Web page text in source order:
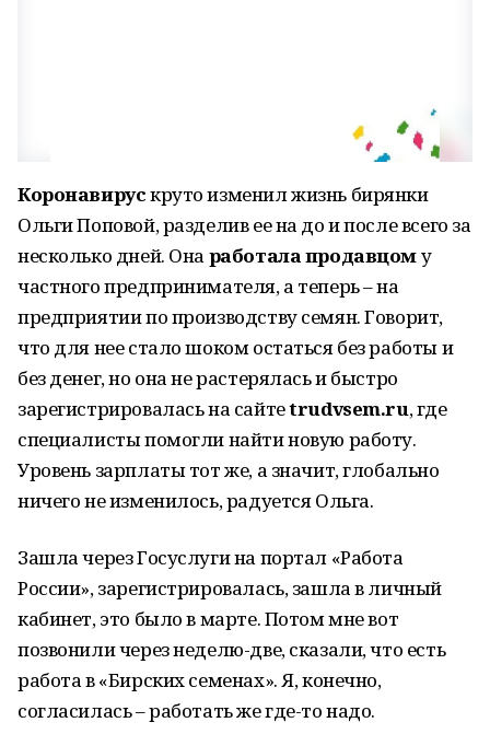
Коронавирускруто изменил жизнь бирянки
Ольги Поповой, разделив ее на до и после всего за
несколько дней. Она работала продавцому
частного предпринимателя, а теперь – на
предприятии по производству семян. Говорит,
что для нее стало шоком остаться без работы и
без денег, но она не растерялась и быстро
зарегистрировалась на сайтеtrudvsem.ru, где
специалисты помогли найти новую работу.
Уровень зарплаты тот же, а значит, глобально
ничего не изменилось, радуется Ольга.
Зашла через Госуслуги на портал «Работа
России», зарегистрировалась, зашла в личный
кабинет, это было в марте. Потом мне вот
позвонили через неделю-две, сказали, что есть
работа в «Бирских семенах». Я, конечно,
согласилась – работать же где-то надо.